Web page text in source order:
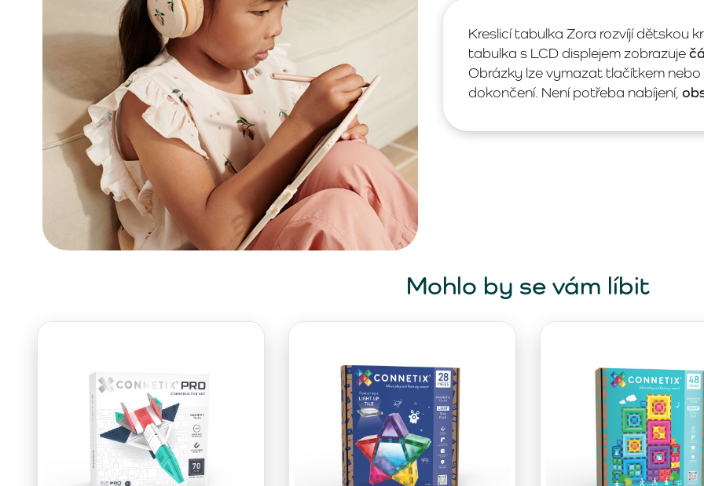
Kreslicí tabulka Zora rozvíjí dětskou
tabulka s LCD displejem zobrazuje
Obrázky lze vymazat tlačítkem
dokončení. Není potřeba nabíjení,
Mohlo by se vám líbit